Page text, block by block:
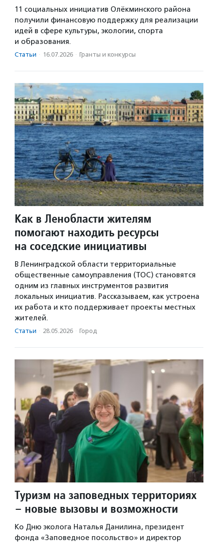
11 социальных инициатив Олёкминского района
получили финансовую поддержку для реализации
идей в сфере культуры, экологии, спорта
и образования.
Статьи · 16.07.2026 · Гранты и конкурсы
Как в Ленобласти жителям
помогают находить ресурсы
на соседские инициативы
В Ленинградской области территориальные
общественные самоуправления (ТОС) становятся
одним из главных инструментов развития
локальных инициатив. Рассказываем, как устроена
их работа и кто поддерживает проекты местных
жителей.
Статьи · 28.05.2026 · Город
Туризм на заповедных территориях
– новые вызовы и возможности
Ко Дню эколога Наталья Данилина, президент
фонда «Заповедное посольство» и директор